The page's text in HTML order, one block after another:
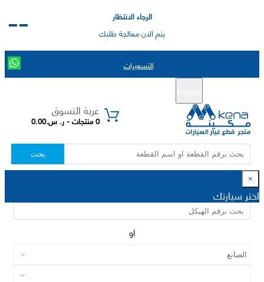
الرجاء الانتظار
يتم الان معالجة طلبك
التسعيرات
عربة التسوق
0 منتجات - ر. س.0.00
بحث
×
اختر سيارتك
او